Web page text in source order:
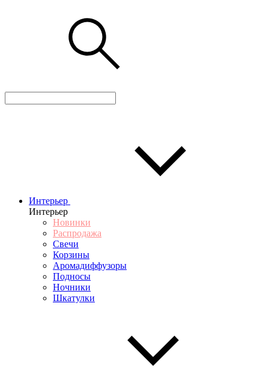
Интерьер
Интерьер
Новинки
Распродажа
Свечи
Корзины
Аромадиффузоры
Подносы
Ночники
Шкатулки